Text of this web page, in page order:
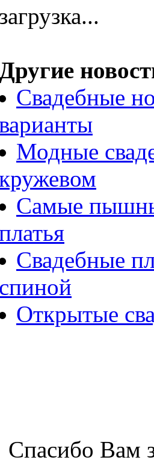
загрузка...
Свадебные
Модные
Самые
Свадебные
спиной
Открытые
Спасибо Вам